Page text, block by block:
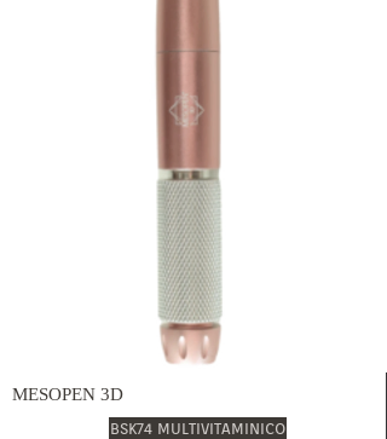
MESOPEN 3D
BSK74 MULTIVITAMINICO